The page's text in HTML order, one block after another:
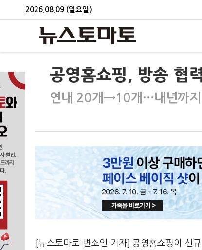
2026.08.09 (일요일)
공영홈쇼핑, 방송 협
연내 20개→10개…내년까지
[뉴스토마토 변소인 기자] 공영홈쇼핑이 신